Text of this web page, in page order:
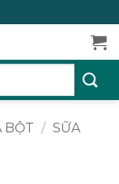
BỘT / SỮA